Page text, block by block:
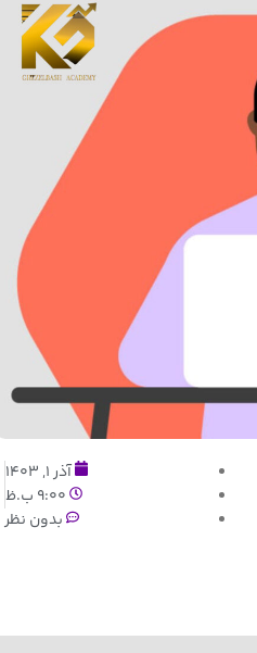
آذر 1, 1403
9:00 ب.ظ
بدون نظر